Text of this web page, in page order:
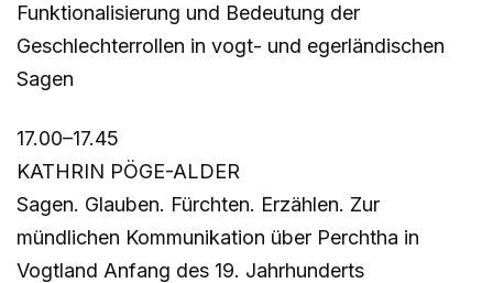
Funktionalisierung und Bedeutung der
Geschlechterrollen in vogt- und egerländischen
Sagen
17.00–17.45
KATHRIN PÖGE-ALDER
Sagen. Glauben. Fürchten. Erzählen. Zur
mündlichen Kommunikation über Perchtha in
Vogtland Anfang des 19. Jahrhunderts